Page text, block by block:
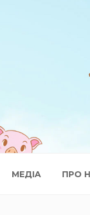
МЕДІА ПРО